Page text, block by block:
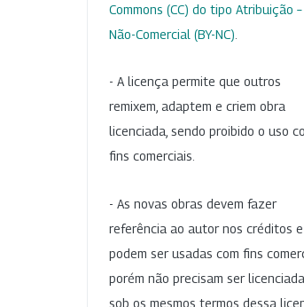
Commons (CC) do tipo Atribuição –
Não-Comercial (BY-NC)
- A licença permite que outros
remixem, adaptem e criem obra
licenciada, sendo proibido o uso
fins comerciais.
- As novas obras devem fazer
referência ao autor nos créditos
podem ser usadas com fins
porém não precisam ser
sob os mesmos termos dessa